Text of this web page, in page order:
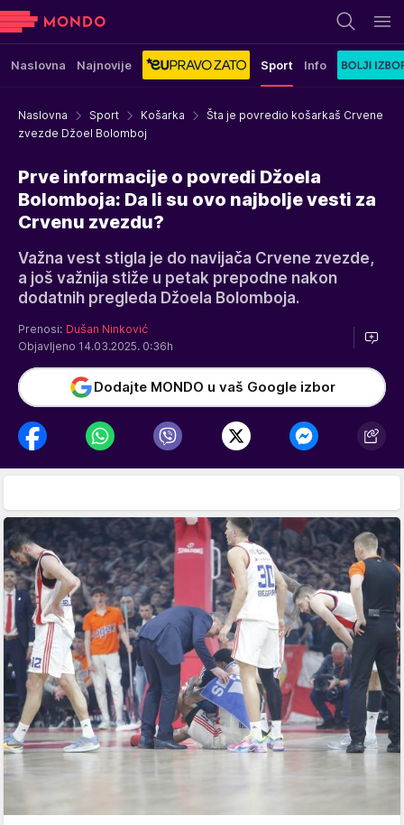
Naslovna Najnovije Sport Info
Naslovna Sport Košarka
Šta je povredio košarkaš Crvene
zvezde Džoel Bolomboj
Prve informacije o povredi Džoela
Bolomboja: Da li su ovo najbolje vesti za
Crvenu zvezdu?
Važna vest stigla je do navijača Crvene zvezde,
a još važnija stiže u petak prepodne nakon
dodatnih pregleda Džoela Bolomboja.
Prenosi: Dušan Ninković
Objavljeno 14.03.2025. 0:36h
Dodajte MONDO u vaš Google izbor